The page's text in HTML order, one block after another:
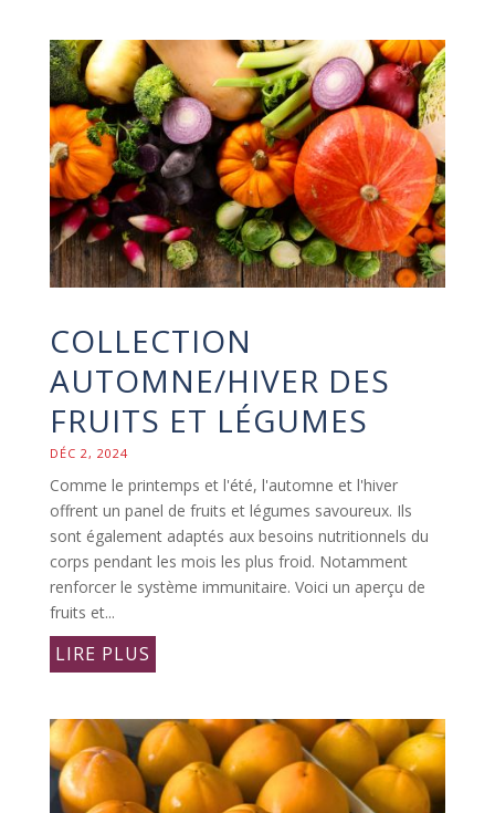
COLLECTION
AUTOMNE/HIVER DES
FRUITS ET LÉGUMES
DÉC 2, 2024
Comme le printemps et l'été, l'automne et l'hiver
offrent un panel de fruits et légumes savoureux. Ils
sont également adaptés aux besoins nutritionnels du
corps pendant les mois les plus froid. Notamment
renforcer le système immunitaire. Voici un aperçu de
fruits et...
LIRE PLUS